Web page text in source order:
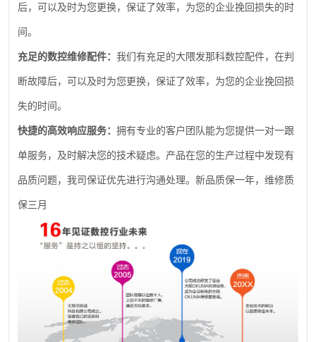
后，可以及时为您更换，保证了效率，为您的企业挽回损失的时
间。
充足的数控维修配件： 我们有充足的大隈发那科数控配件，在判
断故障后，可以及时为您更换，保证了效率，为您的企业挽回损
失的时间。
快捷的高效响应服务： 拥有专业的客户团队能为您提供一对一跟
单服务，及时解决您的技术疑虑。产品在您的生产过程中发现有
品质问题，我司保证优先进行沟通处理。新品质保一年，维修质
保三月